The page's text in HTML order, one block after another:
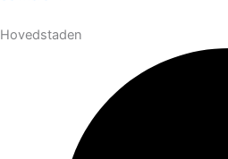
Hovedstaden